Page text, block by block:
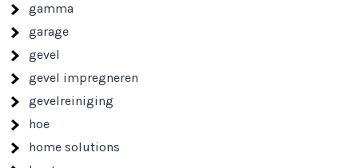
gamma
garage
gevel
gevel impregneren
gevelreiniging
hoe
home solutions